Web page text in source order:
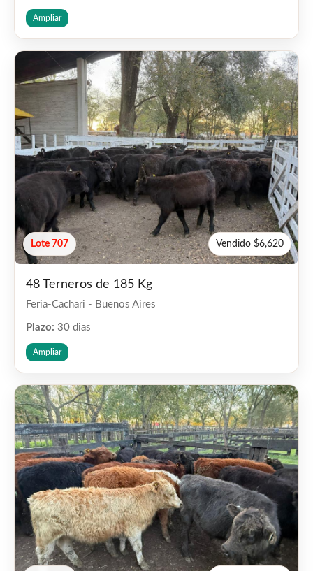
Ampliar
Lote 707 Vendido $6,620
48 Terneros de 185 Kg
Feria-Cachari - Buenos Aires
Plazo: 30 dias
Ampliar